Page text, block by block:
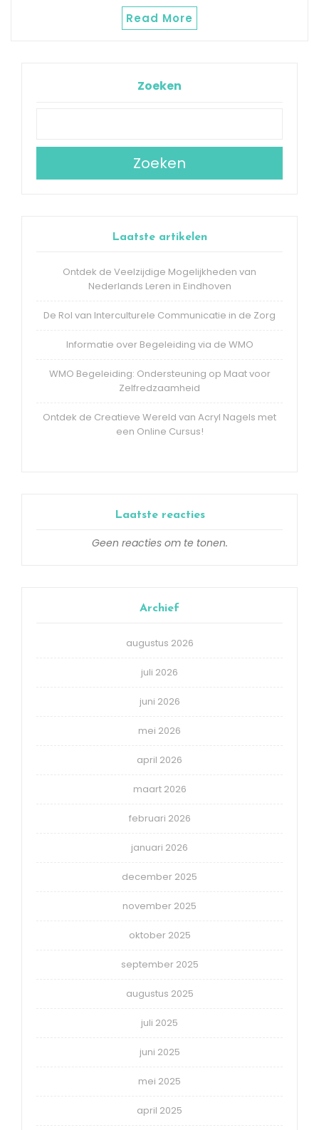
Read More
Zoeken
Zoeken
Laatste artikelen
Ontdek de Veelzijdige Mogelijkheden van
Nederlands Leren in Eindhoven
De Rol van Interculturele Communicatie in de Zorg
Informatie over Begeleiding via de WMO
WMO Begeleiding: Ondersteuning op Maat voor
Zelfredzaamheid
Ontdek de Creatieve Wereld van Acryl Nagels met
een Online Cursus!
Laatste reacties
Geen reacties om te tonen.
Archief
augustus 2026
juli 2026
juni 2026
mei 2026
april 2026
maart 2026
februari 2026
januari 2026
december 2025
november 2025
oktober 2025
september 2025
augustus 2025
juli 2025
juni 2025
mei 2025
april 2025